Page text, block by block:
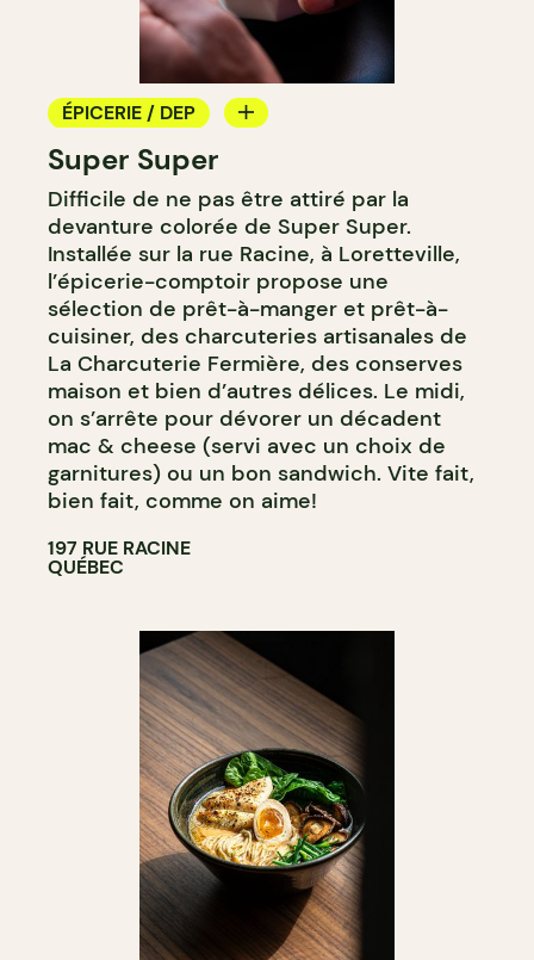
ÉPICERIE / DEP
COMPTOIR
Super Super
Difficile de ne pas être attiré par la
devanture colorée de Super Super.
Installée sur la rue Racine, à Loretteville,
l’épicerie-comptoir propose une
sélection de prêt-à-manger et prêt-à-
cuisiner, des charcuteries artisanales de
La Charcuterie Fermière, des conserves
maison et bien d’autres délices. Le midi,
on s’arrête pour dévorer un décadent
mac & cheese (servi avec un choix de
garnitures) ou un bon sandwich. Vite fait,
bien fait, comme on aime!
197 RUE RACINE
QUÉBEC